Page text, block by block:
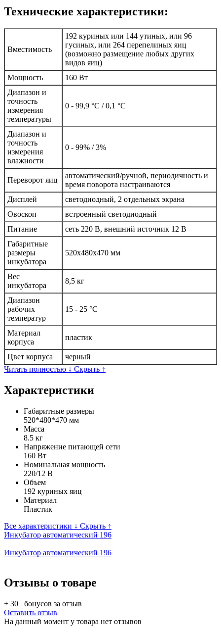
Технические характеристики:
Вместимость
192 куриных или 144 утиных, или 96
гусиных, или 264 перепелиных яиц
(возможно размещение любых других
видов яиц)
Мощность
160 Вт
Диапазон и
точность
измерения
температуры
0 - 99,9 °C / 0,1 °C
Диапазон и
точность
измерения
влажности
0 - 99% / 3%
Переворот яиц
автоматический/ручной, периодичность и
время поворота настраиваются
Дисплей
светодиодный, 2 отдельных экрана
Овоскоп
встроенный светодиодный
Питание
сеть 220 В, внешний источник 12 В
Габаритные
размеры
инкубатора
520х480х470 мм
Вес
инкубатора
8,5 кг
Диапазон
рабочих
температур
15 - 25 °C
Материал
корпуса
пластик
Цвет корпуса
черный
Читать полностью ↓ Скрыть ↑
Характеристики
Габаритные размеры
520*480*470 мм
Масса
8.5 кг
Напряжение питающей сети
160 Вт
Номинальная мощность
220/12 В
Объем
192 куриных яиц
Материал
Пластик
Все характеристики ↓ Скрыть ↑
Инкубатор автоматический 196
Инкубатор автоматический 196
Отзывы о товаре
+ 30
бонусов за отзыв
Оставить отзыв
На данный момент у товара нет отзывов